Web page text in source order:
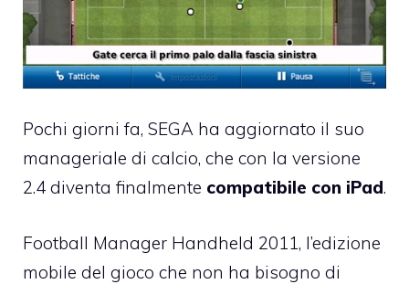
Pochi giorni fa, SEGA ha aggiornato il suo
manageriale di calcio, che con la versione
2.4 diventa finalmente compatibile con iPad.
Football Manager Handheld 2011, l’edizione
mobile del gioco che non ha bisogno di